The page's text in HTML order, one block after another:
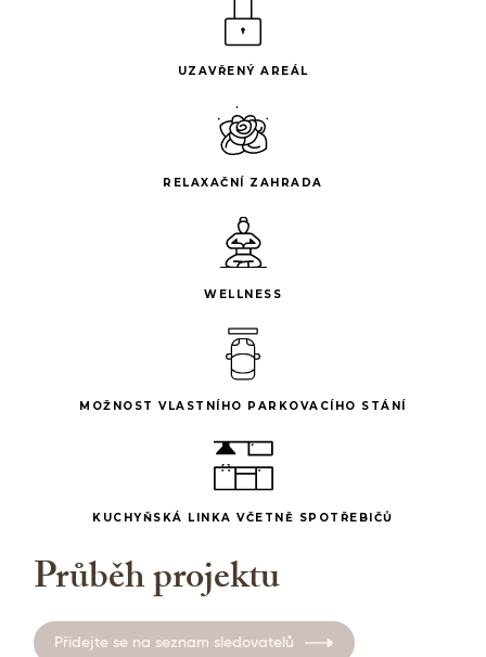
UZAVŘENÝ AREÁL
RELAXAČNÍ ZAHRADA
WELLNESS
MOŽNOST VLASTNÍHO PARKOVACÍHO STÁNÍ
KUCHYŇSKÁ LINKA VČETNĚ SPOTŘEBIČŮ
Průběh projektu
Přidejte se na seznam sledovatelů